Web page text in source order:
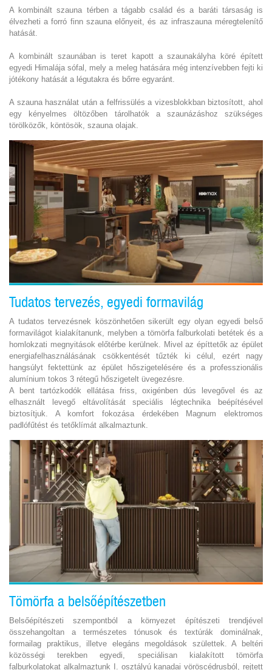
A kombinált szauna térben a tágabb család és a baráti társaság is
élvezheti a forró finn szauna előnyeit, és az infraszauna méregtelenítő
hatását.
A kombinált szaunában is teret kapott a szaunakályha köré épített
egyedi Himalája sófal, mely a meleg hatására még intenzívebben fejti ki
jótékony hatását a légutakra és bőrre egyaránt.
A szauna használat után a felfrissülés a vizesblokkban biztosított, ahol
egy kényelmes öltözőben tárolhatók a szaunázáshoz szükséges
törölközők, köntösök, szauna olajak.
Tudatos tervezés, egyedi formavilág
A tudatos tervezésnek köszönhetően sikerült egy olyan egyedi belső
formavilágot kialakítanunk, melyben a tömörfa falburkolati betétek és a
homlokzati megnyitások előtérbe kerülnek. Mivel az építtetők az épület
energiafelhasználásának csökkentését tűzték ki célul, ezért nagy
hangsúlyt fektettünk az épület hőszigetelésére és a professzionális
alumínium tokos 3 rétegű hőszigetelt üvegezésre.
A bent tartózkodók ellátása friss, oxigénben dús levegővel és az
elhasznált levegő eltávolítását speciális légtechnika beépítésével
biztosítjuk. A komfort fokozása érdekében Magnum elektromos
padlófűtést és tetőklímát alkalmaztunk.
Tömörfa a belsőépítészetben
Belsőépítészeti szempontból a környezet építészeti trendjével
összehangoltan a természetes tónusok és textúrák dominálnak,
formailag praktikus, illetve elegáns megoldások születtek. A beltéri
közösségi terekben egyedi, speciálisan kialakított tömörfa
falburkolatokat alkalmaztunk I. osztályú kanadai vöröscédrusból, rejtett